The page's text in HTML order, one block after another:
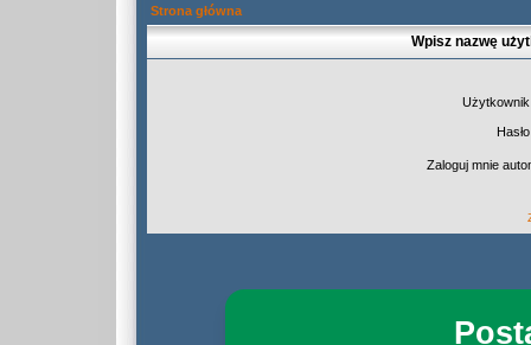
Strona główna
Wpisz nazwę
Zaloguj mnie